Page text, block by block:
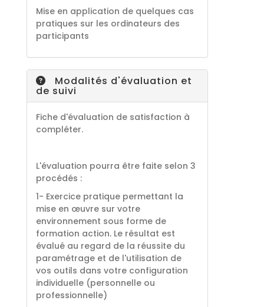
Mise en application de quelques cas
pratiques sur les ordinateurs des
participants
Modalités d'évaluation et
de suivi
Fiche d'évaluation de satisfaction à
compléter.
L'évaluation pourra être faite selon 3
procédés :
1- Exercice pratique permettant la
mise en œuvre sur votre
environnement sous forme de
formation action. Le résultat est
évalué au regard de la réussite du
paramétrage et de l'utilisation de
vos outils dans votre configuration
individuelle (personnelle ou
professionnelle)